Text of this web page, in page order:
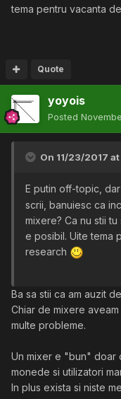
tema pentru vacanta
Quote
yoyois
Posted
On 11/23/2017 at
E putin off-topic, dar
scrii, banuiesc ca
mixere? Ca nu stii
e posibil. Uite tema
research
Ba sa stii ca am auzit
Chiar de mixere
multe probleme.
Un mixer e "bun" doar
monede si utilizatori
In plus exista si niste